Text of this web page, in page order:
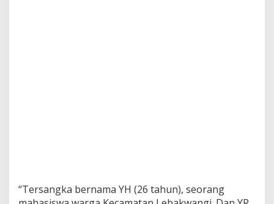
“Tersangka bernama YH (26 tahun), seorang